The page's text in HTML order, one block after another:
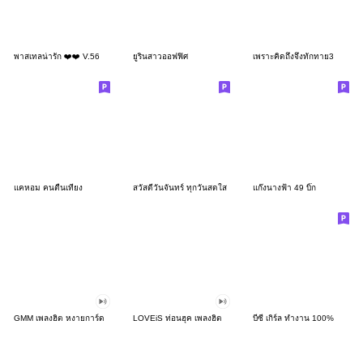
พาสเทลน่ารัก ❤️❤️ V.56 ยูรินสาวออฟฟิศ เพราะคิดถึงจึงทักทาย3
แคหอม คนตื่นเที่ยง สวัสดีวันจันทร์ ทุกวันสดใส แก๊งนางฟ้า 49 บิ๊ก
GMM เพลงฮิต หงายการ์ด LOVEiS ท่อนฮุค เพลงฮิต บีซี่ เกิร์ล ทำงาน 100%